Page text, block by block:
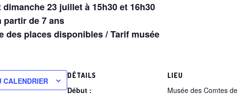
dimanche 23 juillet à 15h30 et 16h30
partir de 7 ans
des places disponibles / Tarif musée
CALENDRIER
DÉTAILS
Début :
LIEU
Musée des Comtes de